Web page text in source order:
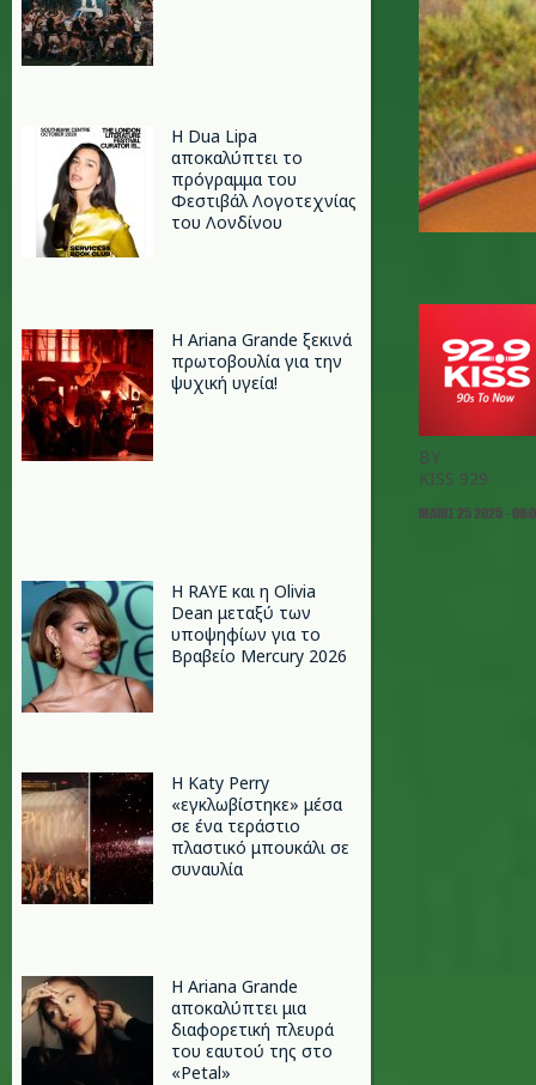
Η Dua Lipa
αποκαλύπτει το
πρόγραμμα του
Φεστιβάλ Λογοτεχνίας
του Λονδίνου
Η Ariana Grande ξεκινά
πρωτοβουλία για την
ψυχική υγεία!
Η RAYE και η Olivia
Dean μεταξύ των
υποψηφίων για το
Βραβείο Mercury 2026
H Katy Perry
«εγκλωβίστηκε» μέσα
σε ένα τεράστιο
πλαστικό μπουκάλι σε
συναυλία
Η Ariana Grande
αποκαλύπτει μια
διαφορετική πλευρά
του εαυτού της στο
«Petal»
BY
KISS 929
ΜΆΙΟΣ 25 2025 -